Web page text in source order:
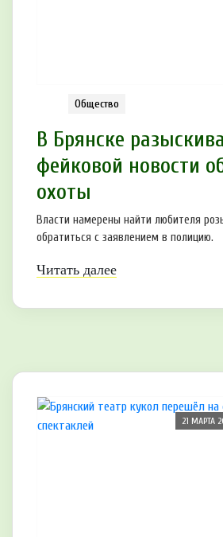
Общество
В Брянске
фейковой новости
охоты
Власти намерены найти любителя
обратиться с заявлением в полицию.
Читать далее
21 МАРТА